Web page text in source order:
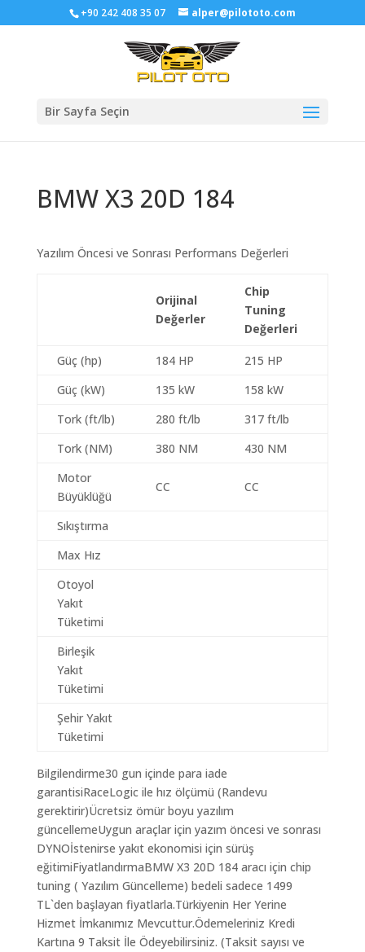
+90 242 408 35 07 alper@pilototo.com
Bir Sayfa Seçin
BMW X3 20D 184
Yazılım Öncesi ve Sonrası Performans Değerleri
Orijinal
Değerler
Chip
Tuning
Değerleri
Güç (hp) 184 HP
215 HP
Güç (kW)
135 kW
158 kW
Tork (ft/lb)
280 ft/lb
317 ft/lb
Tork (NM)
380 NM
430 NM
Motor
Büyüklüğü
CC CC
Sıkıştırma
Max Hız
Otoyol
Yakıt
Tüketimi
Birleşik
Yakıt
Tüketimi
Şehir Yakıt
Tüketimi
Bilgilendirme30 gun içinde para iade
garantisiRaceLogic ile hız ölçümü (Randevu
gerektirir)Ücretsiz ömür boyu yazılım
güncellemeUygun araçlar için yazım öncesi ve sonrası
DYNOİstenirse yakıt ekonomisi için sürüş
eğitimiFiyatlandırmaBMW X3 20D 184 aracı için chip
tuning ( Yazılım Güncelleme) bedeli sadece 1499
TL`den başlayan fiyatlarla.Türkiyenin Her Yerine
Hizmet İmkanımız Mevcuttur.Ödemeleriniz Kredi
Kartına 9 Taksit İle Ödeyebilirsiniz. (Taksit sayısı ve